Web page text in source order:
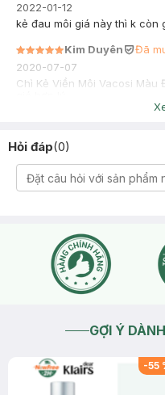
2022-01-12
kẻ đau môi giá này thì k còn
Kim Duyên
Đã
2020-07-07
Chì Kẻ Viền Môi Vacosi Màu
Hỏi đáp(0)
GỢI Ý
-55